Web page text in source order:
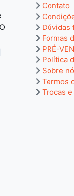
Contato
Dúvidas
Formas
PRÉ-
Política
Sobre
Termos
Trocas